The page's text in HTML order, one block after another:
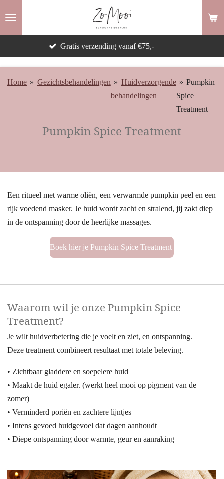
hoofdinhoud
Betaal later met Klarna
Home » Gezichtsbehandelingen » Huidverzorgende
behandelingen
» Pumpkin
Spice
Treatment
Pumpkin Spice Treatment
Een ritueel met warme oliën, een verwarmde pumpkin peel en een
rijk voedend masker. Je huid wordt zacht en stralend, jij zakt diep
in de ontspanning door de heerlijke massages.
Boek hier je Pumpkin Spice Treatment
Waarom wil je onze Pumpkin Spice
Treatment?
Je wilt huidverbetering die je voelt en ziet, en ontspanning.
Deze treatment combineert resultaat met totale beleving.
• Zichtbaar gladdere en soepelere huid
• Maakt de huid egaler. (werkt heel mooi op pigment van de
zomer)
• Verminderd poriën en zachtere lijntjes
• Intens gevoed huidgevoel dat dagen aanhoudt
• Diepe ontspanning door warmte, geur en aanraking